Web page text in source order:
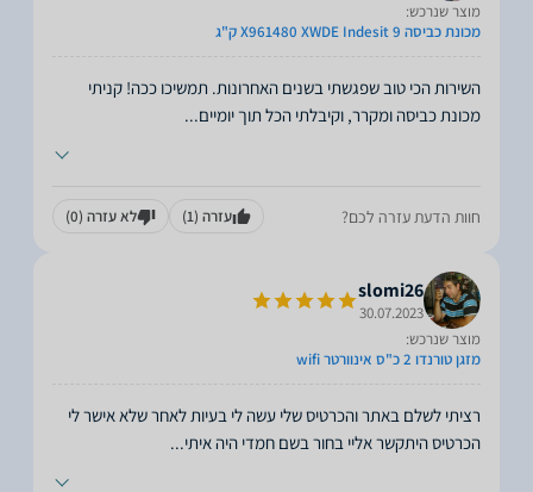
מוצר שנרכש:
מכונת כביסה X961480 XWDE Indesit 9 ק"ג
השירות הכי טוב שפגשתי בשנים האחרונות. תמשיכו ככה! קניתי
מכונת כביסה ומקרר, וקיבלתי הכל תוך יומיים...
חוות הדעת עזרה לכם? עזרה (1) לא עזרה (0)
slomi26
30.07.2023
מוצר שנרכש:
מזגן טורנדו 2 כ"ס אינוורטר wifi
רציתי לשלם באתר והכרטיס שלי עשה לי בעיות לאחר שלא אישר לי
הכרטיס היתקשר אליי בחור בשם חמדי היה איתי...